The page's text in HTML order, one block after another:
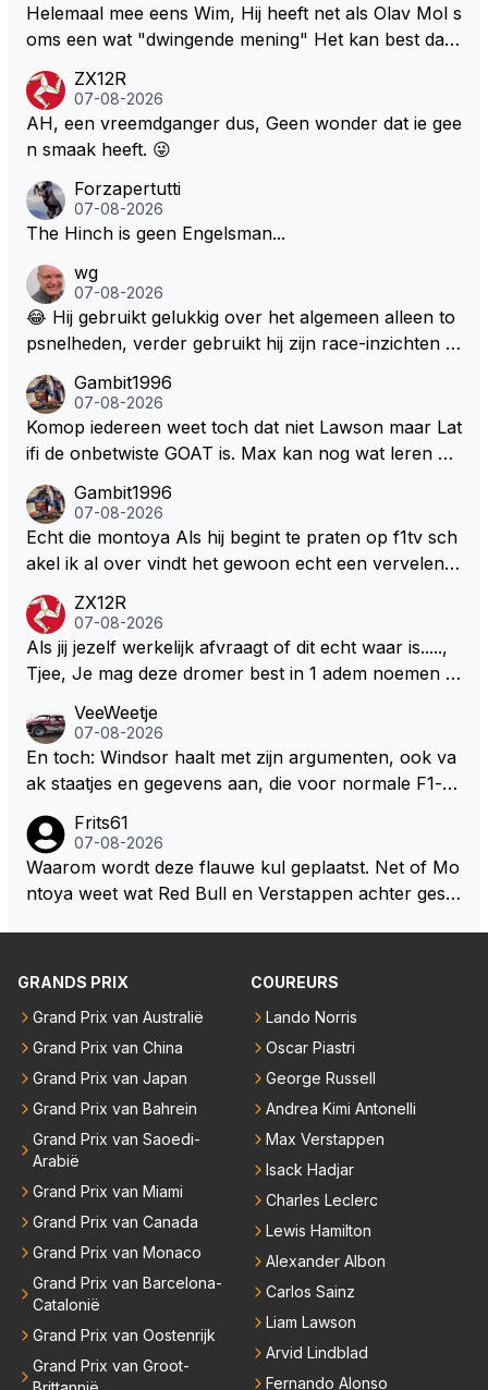
Helemaal mee eens Wim, Hij heeft net als Olav Mol s
oms een wat "dwingende mening" Het kan best dat
l bij Windsor op te roepen. Maar in een tijd zonder r
aces zijn dit leuke berichtjes
ZX12R
07-08-2026
AH, een vreemdganger dus, Geen wonder dat ie gee
n smaak heeft. 😜
Forzapertutti
07-08-2026
The Hinch is geen Engelsman...
wg
07-08-2026
😂 Hij gebruikt gelukkig over het algemeen alleen to
psnelheden, verder gebruikt hij zijn race-inzichten q
een bocht zegt helemaal niets, dus wat dat betreft h
eeft hij sowieso gelijk 😂.
Gambit1996
07-08-2026
Komop iedereen weet toch dat niet Lawson maar Lat
ifi de onbetwiste GOAT is. Max kan nog wat leren va
milton, hahahaha. Latifi pakt ze allemaal met de oge
n dicht met als onbetwiste nummer 2 of GOATINES
S Lawson natuurlijk 😂😂😂😂😂
Gambit1996
07-08-2026
Echt die montoya Als hij begint te praten op f1tv sch
akel ik al over vindt het gewoon echt een vervelend
weet 🤮🤮
ZX12R
07-08-2026
Als jij jezelf werkelijk afvraagt of dit echt waar is.....,
Tjee, Je mag deze dromer best in 1 adem noemen m
aar voordragen uit eigen geest. Kan mij voorstellen d
at je het leuk vindt sprookjes te luisteren maar heb jij
jezelf dan ook wel eens afgevraagd of de dappere b
ze wolff gesneden heeft?
VeeWeetje
07-08-2026
En toch: Windsor haalt met zijn argumenten, ook va
ak staatjes en gegevens aan, die voor normale F1-fa
okies made of your own dough" 🤣
Frits61
07-08-2026
Waarom wordt deze flauwe kul geplaatst. Net of Mo
ntoya weet wat Red Bull en Verstappen achter geslo
GRANDS PRIX
Grand Prix van Australië
Grand Prix van China
Grand Prix van Japan
Grand Prix van Bahrein
Grand Prix van Saoedi-
Arabië
Grand Prix van Miami
Grand Prix van Canada
Grand Prix van Monaco
Grand Prix van Barcelona-
Catalonië
Grand Prix van Oostenrijk
Grand Prix van Groot-
COUREURS
Lando Norris
Oscar Piastri
George Russell
Andrea Kimi Antonelli
Max Verstappen
Isack Hadjar
Charles Leclerc
Lewis Hamilton
Alexander Albon
Carlos Sainz
Liam Lawson
Arvid Lindblad
Fernando Alonso